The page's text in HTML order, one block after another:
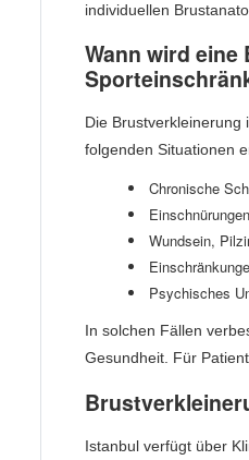
individuellen
Wann wird
Die Brustverkleinerung
folgenden Situationen
Chronische
Wundsein,
Psychisches
In solchen Fällen
Gesundheit. Für
Istanbul verfügt über